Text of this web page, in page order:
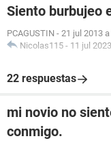
Siento burbujeo
PCAGUSTIN - 21 jul 2013
Nicolas115 - 11 jul
22 respuestas
mi novio no
conmigo.